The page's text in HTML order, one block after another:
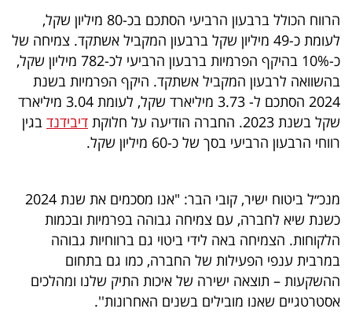
5
המילון
הכלכלי
פודקאסט
40
40
שיתופי
פעולה
הרווח הכולל ברבעון הרביעי הסתכם בכ-80 מיליון שקל,
לעומת כ-49 מיליון שקל ברבעון המקביל אשתקד. צמיחה של
כ-10% בהיקף הפרמיות ברבעון הרביעי לכ-782 מיליון שקל,
בהשוואה לרבעון המקביל אשתקד. היקף הפרמיות בשנת
2024 הסתכם ל- 3.73 מיליארד שקל, לעומת 3.04 מיליארד
שקל בשנת 2023. החברה הודיעה על חלוקת
דיבידנד בגין
רווחי הרבעון הרביעי בסך של כ-60 מיליון שקל.
מנכ״ל ביטוח ישיר, קובי הבר: "אנו מסכמים את שנת 2024
כשנת שיא לחברה, עם צמיחה גבוהה בפרמיות ובכמות
הלקוחות. הצמיחה באה לידי ביטוי גם ברווחיות גבוהה
במרבית ענפי הפעילות של החברה, כמו גם בתחום
ההשקעות – תוצאה ישירה של איכות התיק שלנו ומהלכים
אסטרטגיים שאנו מובילים בשנים האחרונות''.